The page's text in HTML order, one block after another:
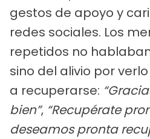
gestos de apoyo y
redes sociales. Los
repetidos no
sino del alivio por
a recuperarse:
bien”, “Recupérate
deseamos pronta